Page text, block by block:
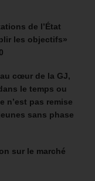
de l’État
les objectifs»
cœur de la GJ,
le temps ou
n’est pas remise
sans phase
sur le marché